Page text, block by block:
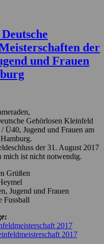
der
und Frauen
Gehörlosen Kleinfeld
Ü40, Jugend und Frauen am
der 31. August 2017
mich ist nicht notwendig.
Grüßen
Jugend und Frauen
Fussball
2017
2017